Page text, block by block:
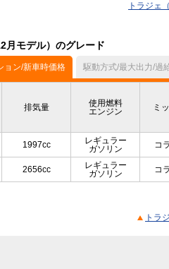
トラジェ
月モデル）のグレード
ョン/新車時価格 駆動方式/最大出力/過
排気量
使用燃料
エンジン
ミ
1997cc
レギュラー
ガソリン
コ
2656cc
レギュラー
ガソリン
コ
トラ